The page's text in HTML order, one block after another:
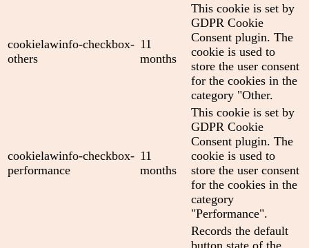
cookielawinfo-checkbox-
others
11
months
This cookie is set by
GDPR Cookie
Consent plugin. The
cookie is used to
store the user consent
for the cookies in the
category "Other.
cookielawinfo-checkbox-
performance
11
months
This cookie is set by
GDPR Cookie
Consent plugin. The
cookie is used to
store the user consent
for the cookies in the
category
"Performance".
Records the default
button state of the